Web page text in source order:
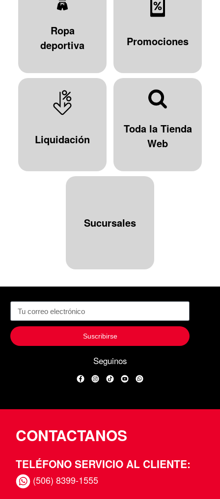
Ropa
deportiva
Promociones
Liquidación
Toda la Tienda
Web
Sucursales
Suscribirse
Seguinos
FacebookInstagram
TikTokYouTubeWhatsApp
CONTACTANOS
TELÉFONO SERVICIO AL CLIENTE:
(506) 8399-1555